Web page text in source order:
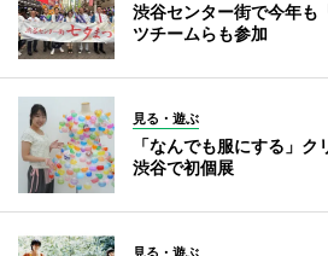
渋谷センター街で今年
ツチームらも参加
見る・遊ぶ
「なんでも服にする」ク
渋谷で初個展
見る・遊ぶ